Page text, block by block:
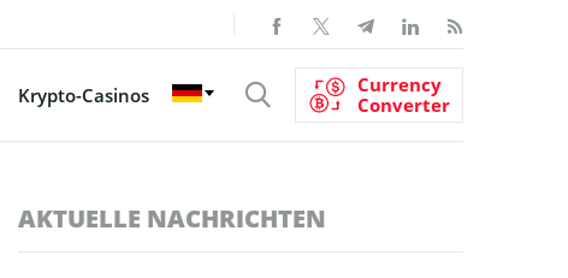
Krypto-Casinos
Currency
Converter
AKTUELLE NACHRICHTEN